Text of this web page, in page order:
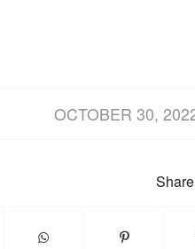
OCTOBER 30,
/